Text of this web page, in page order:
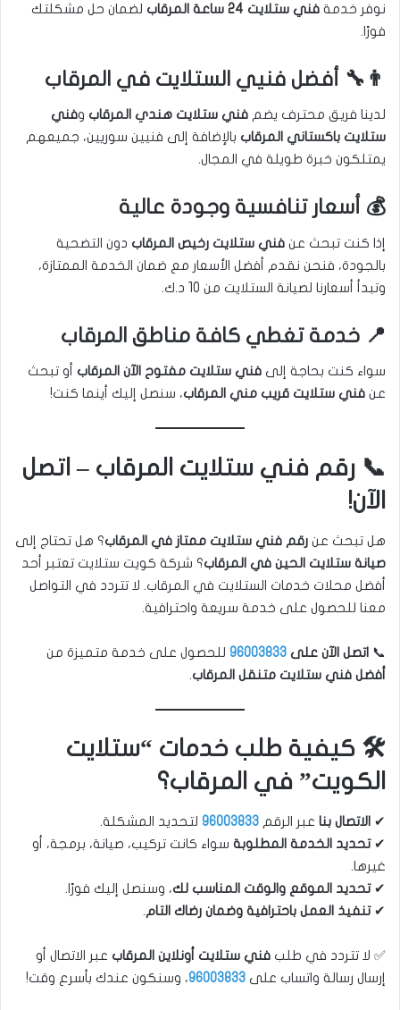
نوفر خدمة فني ستلايت 24 ساعة المرقاب
لضمان حل مشكلتك
فورًا.
👨‍🔧 أفضل فنيي الستلايت في المرقاب
لدينا فريق محترف يضم فني ستلايت هندي المرقاب وفني
ستلايت باكستاني المرقاب بالإضافة إلى فنيين سوريين، جميعهم
يمتلكون خبرة طويلة في المجال.
💰 أسعار تنافسية وجودة عالية
إذا كنت تبحث عن فني ستلايت رخيص المرقاب دون التضحية
بالجودة، فنحن نقدم أفضل الأسعار مع ضمان الخدمة الممتازة،
وتبدأ أسعارنا لصيانة الستلايت من 10 د.ك.
📍 خدمة تغطي كافة مناطق المرقاب
سواء كنت بحاجة إلى فني ستلايت مفتوح الآن المرقاب أو تبحث
عن فني ستلايت قريب مني المرقاب، سنصل إليك أينما كنت!
📞 رقم فني ستلايت المرقاب – اتصل
الآن!
هل تبحث عن رقم فني ستلايت ممتاز في المرقاب؟ هل تحتاج إلى
صيانة ستلايت الحين في المرقاب؟ شركة كويت ستلايت تعتبر أحد
أفضل محلات خدمات الستلايت في المرقاب. لا تتردد في التواصل
معنا للحصول على خدمة سريعة واحترافية.
📞 اتصل الآن على 96003833 للحصول على خدمة متميزة من
أفضل فني ستلايت متنقل المرقاب.
🛠️ كيفية طلب خدمات “ستلايت
الكويت” في المرقاب؟
✔ الاتصال بنا عبر الرقم 96003833 لتحديد المشكلة.
✔تحديد الخدمة المطلوبة سواء كانت تركيب، صيانة، برمجة، أو
غيرها.
✔تحديد الموقع والوقت المناسب لك، وسنصل إليك فورًا.
✔تنفيذ العمل باحترافية وضمان رضاك التام.
✅ لا تتردد في طلب فني ستلايت أونلاين المرقاب عبر الاتصال أو
إرسال رسالة واتساب على 96003833، وسنكون عندك بأسرع وقت!